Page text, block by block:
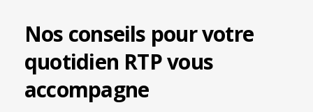
Nos conseils pour votre
quotidien RTP vous
accompagne